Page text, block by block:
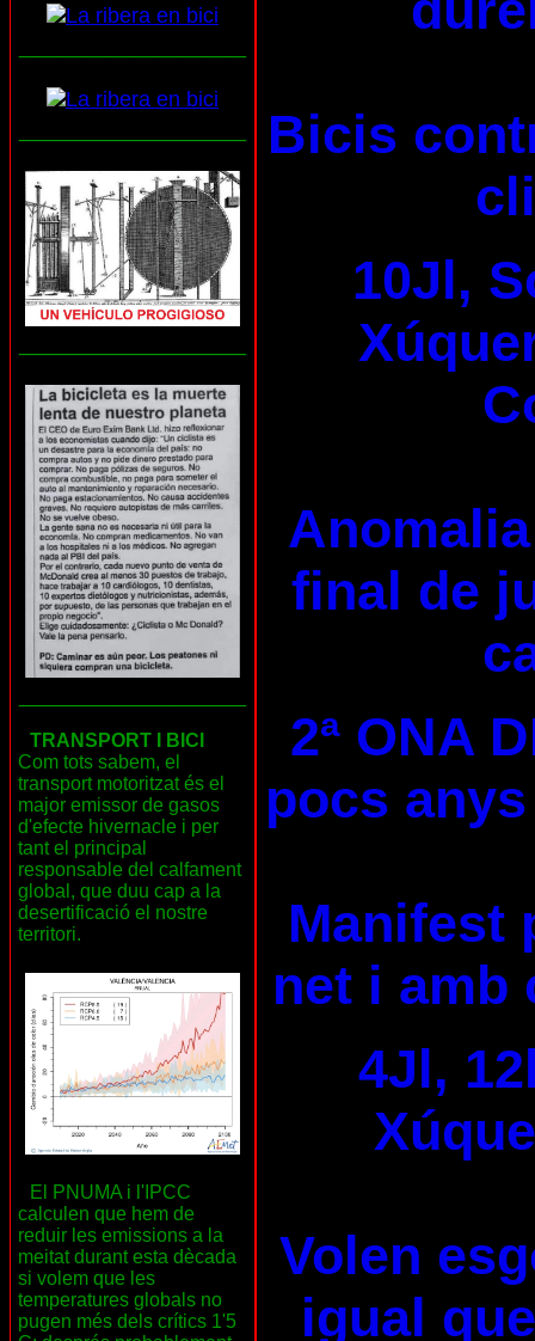
TRANSPORT I BICI
Com tots sabem, el
transport motoritzat és el
major emissor de gasos
d'efecte hivernacle i per
tant el principal
responsable del calfament
global, que duu cap a la
desertificació el nostre
territori.
El PNUMA i l'IPCC
calculen que hem de
reduir les emissions a la
meitat durant esta dècada
si volem que les
temperatures globals no
pugen més dels crítics 1'5
Bicis
10Jl,
final de
2ª ONA
pocs
Manifest
net i amb
4Jl,
Volen
igual